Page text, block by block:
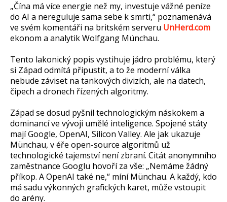
„Čína má více energie než my, investuje vážné peníze
do AI a nereguluje sama sebe k smrti,“ poznamenává
ve svém komentáři na britském serveru UnHerd.com
ekonom a analytik Wolfgang Münchau.
Tento lakonický popis vystihuje jádro problému, který
si Západ odmítá připustit, a to že moderní válka
nebude záviset na tankových divizích, ale na datech,
čipech a dronech řízených algoritmy.
Západ se dosud pyšnil technologickým náskokem a
dominancí ve vývoji umělé inteligence. Spojené státy
mají Google, OpenAI, Silicon Valley. Ale jak ukazuje
Münchau, v éře open-source algoritmů už
technologické tajemství není zbraní. Citát anonymního
zaměstnance Googlu hovoří za vše: „Nemáme žádný
příkop. A OpenAI také ne,“ míní Münchau. A každý, kdo
má sadu výkonných grafických karet, může vstoupit
do arény.